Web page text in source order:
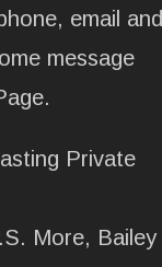
email and
message
Private
More, Bailey